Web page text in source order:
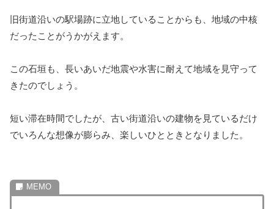
旧街道沿いの駅場跡に立地していることからも、地域の中核
だったことがうかがえます。
この石垣も、長いあいだ地震や水害に耐えて地域を見守って
きたのでしょう。
短い滞在時間でしたが、古い街道沿いの建物を見ているだけ
でいろんな想像が膨らみ、楽しいひとときとなりました。